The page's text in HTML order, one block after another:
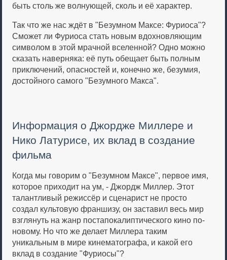
быть столь же волнующей, сколь и её характер.
Так что же нас ждёт в "Безумном Максе: Фуриоса"?
Сможет ли Фуриоса стать новым вдохновляющим
символом в этой мрачной вселенной? Одно можно
сказать наверняка: её путь обещает быть полным
приключений, опасностей и, конечно же, безумия,
достойного самого "Безумного Макса".
Информация о Джордже Миллере и
Нико Латурисе, их вклад в создание
фильма
Когда мы говорим о "Безумном Максе", первое имя,
которое приходит на ум, - Джордж Миллер. Этот
талантливый режиссёр и сценарист не просто
создал культовую франшизу, он заставил весь мир
взглянуть на жанр постапокалиптического кино по-
новому. Но что же делает Миллера таким
уникальным в мире кинематографа, и какой его
вклад в создание "Фуриосы"?